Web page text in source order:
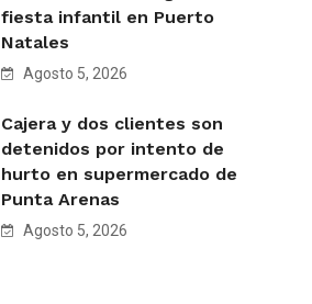
fiesta infantil en Puerto
Natales
Agosto 5, 2026
Cajera y dos clientes son
detenidos por intento de
hurto en supermercado de
Punta Arenas
Agosto 5, 2026